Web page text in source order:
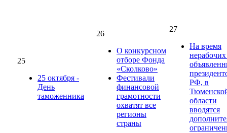
25
25 октября -
День
таможенника
26
О конкурсном
отборе Фонда
«Сколково»
Фестивали
финансовой
грамотности
охватят все
регионы
страны
27
На время
РФ, в
области
вводятся